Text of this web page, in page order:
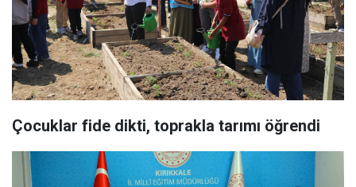
Çocuklar fide dikti, toprakla tarımı öğrendi